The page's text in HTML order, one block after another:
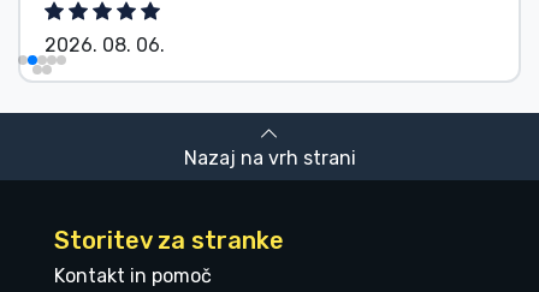
2026. 08. 06.
Nazaj na vrh strani
Storitev za stranke
Kontakt in pomoč